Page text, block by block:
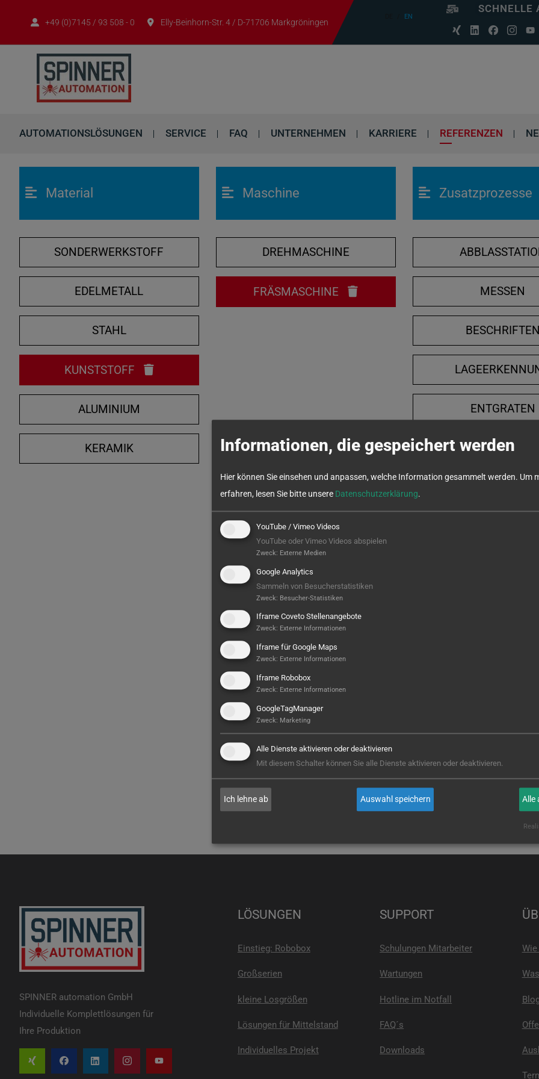
+49 (0)7145 / 93 508 - 0 Elly-Beinhorn-Str. 4 / D-71706 Markgröningen
EN
SCHNELLE
AUTOMATIONSLÖSUNGEN SERVICE FAQ UNTERNEHMEN KARRIERE REFERENZEN
Material
SONDERWERKSTOFF
EDELMETALL
STAHL
KUNSTSTOFF
ALUMINIUM
KERAMIK
Maschine
DREHMASCHINE
FRÄSMASCHINE
Zusatzprozesse
MESSEN
BESCHRIFTEN
ENTGRATEN
WEITERLESEN
SPINNER automation GmbH
Individuelle Komplettlösungen für
Ihre Produktion
LÖSUNGEN
Einstieg: Robobox
Großserien
kleine Losgrößen
Lösungen für Mittelstand
Individuelles Projekt
SUPPORT
Schulungen Mitarbeiter
Wartungen
Hotline im Notfall
FAQ´s
Downloads
Informationen, die gespeichert werden
Hier können Sie einsehen und anpassen, welche Information gesammelt werden. Um
erfahren, lesen Sie bitte unsere Datenschutzerklärung.
YouTube / Vimeo Videos
YouTube oder Vimeo Videos abspielen
Zweck: Externe Medien
Google Analytics
Sammeln von Besucherstatistiken
Zweck: Besucher-Statistiken
Iframe Coveto Stellenangebote
Zweck: Externe Informationen
Iframe für Google Maps
Zweck: Externe Informationen
Iframe Robobox
Zweck: Externe Informationen
GoogleTagManager
Zweck: Marketing
Alle Dienste aktivieren oder deaktivieren
Mit diesem Schalter können Sie alle Dienste aktivieren oder deaktivieren.
Ich lehne ab Auswahl speichern Alle